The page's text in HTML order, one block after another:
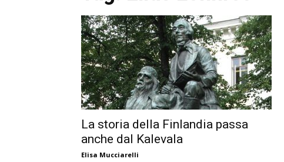
La storia della Finlandia passa
anche dal Kalevala
Elisa Mucciarelli